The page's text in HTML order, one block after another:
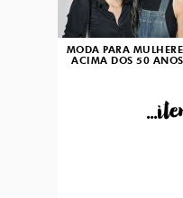
MODA PARA
ACIMA DOS 50 ANOS